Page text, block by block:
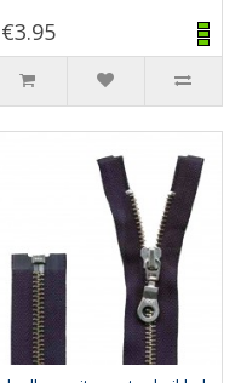
€3.95